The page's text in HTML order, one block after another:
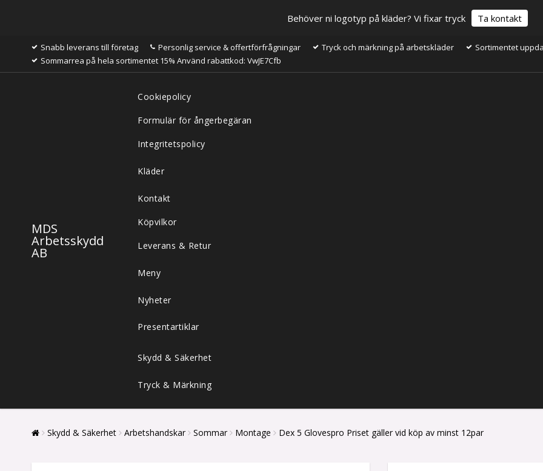
Behöver ni logotyp på kläder? Vi fixar tryck Ta kontakt
Snabb leverans till företag Personlig service & offertförfrågningar Tryck och märkning på arbetskläder
Sortimentet
Sommarrea på hela sortimentet 15% Använd rabattkod: VwJE7Cfb
MDS
Arbetsskydd
AB
Cookiepolicy
Formulär för ångerbegäran
Integritetspolicy
Kläder
Kontakt
Köpvilkor
Leverans & Retur
Meny
Nyheter
Presentartiklar
Skydd & Säkerhet
Tryck & Märkning
Skydd & Säkerhet Arbetshandskar Sommar Montage Dex 5 Glovespro Priset gäller vid köp av minst 12par